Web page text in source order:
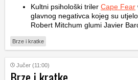
Kultni psihološki triler Cape Fear
glavnog negativca kojeg su
Robert Mitchum glumi Javier
Brze i kratke
Jučer (11:00)